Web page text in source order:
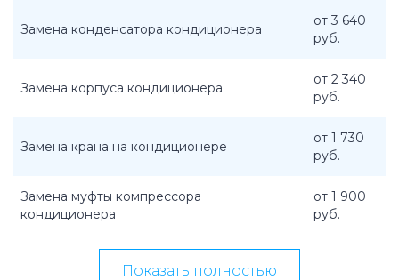
Замена конденсатора кондиционера
от 3 640
руб.
Замена корпуса кондиционера
от 2 340
руб.
Замена крана на кондиционере
от 1 730
руб.
Замена муфты компрессора
кондиционера
от 1 900
руб.
Показать полностью